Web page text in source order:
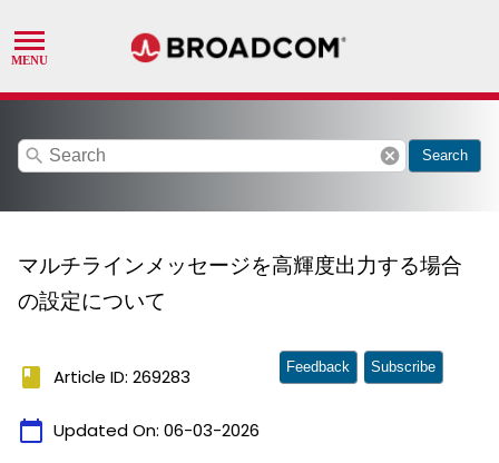
search cancel Search
マルチラインメッセージを高輝度出力する場合
の設定について
book Article ID: 269283
calendar_today Updated On: 06-03-2026
Feedback Subscribe